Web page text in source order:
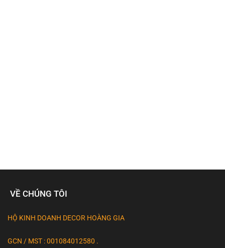
VỀ CHÚNG TÔI
HỘ KINH DOANH DECOR HOÀNG GIA
GCN / MST : 001084012580 .